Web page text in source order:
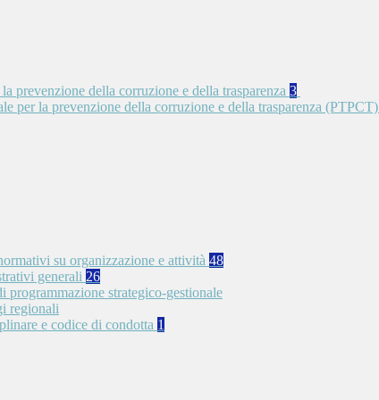
prevenzione della corruzione e della trasparenza 3
per la prevenzione della corruzione e della trasparenza (PTPCT)
su organizzazione e attività 48
generali 26
programmazione strategico-gestionale
regionali
e codice di condotta 1